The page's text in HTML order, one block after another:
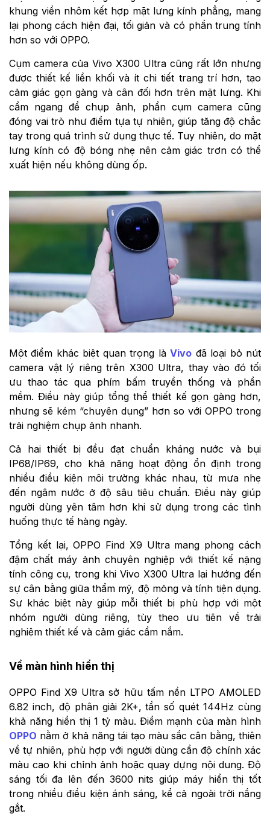
khung viền nhôm kết hợp mặt lưng kính phẳng, mang
lại phong cách hiện đại, tối giản và có phần trung tính
hơn so với OPPO.
Cụm camera của Vivo X300 Ultra cũng rất lớn nhưng
được thiết kế liền khối và ít chi tiết trang trí hơn, tạo
cảm giác gọn gàng và cân đối hơn trên mặt lưng. Khi
cầm ngang để chụp ảnh, phần cụm camera cũng
đóng vai trò như điểm tựa tự nhiên, giúp tăng độ chắc
tay trong quá trình sử dụng thực tế. Tuy nhiên, do mặt
lưng kính có độ bóng nhẹ nên cảm giác trơn có thể
xuất hiện nếu không dùng ốp.
Một điểm khác biệt quan trọng làVivo đã loại bỏ nút
camera vật lý riêng trên X300 Ultra, thay vào đó tối
ưu thao tác qua phím bấm truyền thống và phần
mềm. Điều này giúp tổng thể thiết kế gọn gàng hơn,
nhưng sẽ kém “chuyên dụng” hơn so với OPPO trong
trải nghiệm chụp ảnh nhanh.
Cả hai thiết bị đều đạt chuẩn kháng nước và bụi
IP68/IP69, cho khả năng hoạt động ổn định trong
nhiều điều kiện môi trường khác nhau, từ mưa nhẹ
đến ngâm nước ở độ sâu tiêu chuẩn. Điều này giúp
người dùng yên tâm hơn khi sử dụng trong các tình
huống thực tế hàng ngày.
Tổng kết lại, OPPO Find X9 Ultra mang phong cách
đậm chất máy ảnh chuyên nghiệp với thiết kế nặng
tính công cụ, trong khi Vivo X300 Ultra lại hướng đến
sự cân bằng giữa thẩm mỹ, độ mỏng và tính tiện dụng.
Sự khác biệt này giúp mỗi thiết bị phù hợp với một
nhóm người dùng riêng, tùy theo ưu tiên về trải
nghiệm thiết kế và cảm giác cầm nắm.
Về màn hình hiển thị
OPPO Find X9 Ultra sở hữu tấm nền LTPO AMOLED
6.82 inch, độ phân giải 2K+, tần số quét 144Hz cùng
khả năng hiển thị 1 tỷ màu. Điểm mạnh của màn hình
OPPO nằm ở khả năng tái tạo màu sắc cân bằng, thiên
về tự nhiên, phù hợp với người dùng cần độ chính xác
màu cao khi chỉnh ảnh hoặc quay dựng nội dung. Độ
sáng tối đa lên đến 3600 nits giúp máy hiển thị tốt
trong nhiều điều kiện ánh sáng, kể cả ngoài trời nắng
gắt.